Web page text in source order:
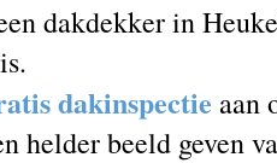
dakdekker in
dakinspectie aan
helder beeld geven